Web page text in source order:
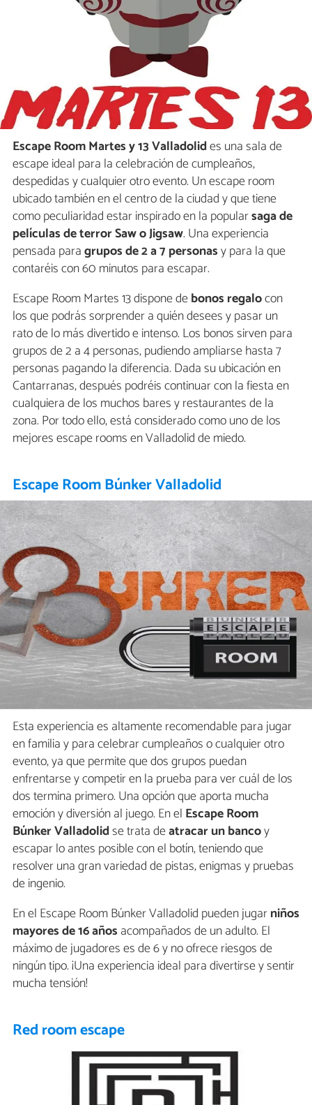
Escape Room Martes y 13 Valladolides una sala de
escape ideal para la celebración de cumpleaños,
despedidas y cualquier otro evento. Un escape room
ubicado también en el centro de la ciudad y que tiene
como peculiaridad estar inspirado en la popularsaga de
películas de terror Saw o Jigsaw. Una experiencia
pensada paragrupos de 2 a 7 personasy para la que
contaréis con 60 minutos para escapar.
Escape Room Martes 13 dispone debonos regalocon
los que podrás sorprender a quién desees y pasar un
rato de lo más divertido e intenso. Los bonos sirven para
grupos de 2 a 4 personas, pudiendo ampliarse hasta 7
personas pagando la diferencia. Dada su ubicación en
Cantarranas, después podréis continuar con la fiesta en
cualquiera de los muchos bares y restaurantes de la
zona. Por todo ello, está considerado como uno de los
mejores escape rooms en Valladolid de miedo.
Escape Room Búnker Valladolid
Esta experiencia es altamente recomendable para jugar
en familia y para celebrar cumpleaños o cualquier otro
evento, ya que permite que dos grupos puedan
enfrentarse y competir en la prueba para ver cuál de los
dos termina primero. Una opción que aporta mucha
emoción y diversión al juego. En el Escape Room
Búnker Valladolidse trata deatracar un bancoy
escapar lo antes posible con el botín, teniendo que
resolver una gran variedad de pistas, enigmas y pruebas
de ingenio.
En el Escape Room Búnker Valladolid pueden jugarniños
mayores de 16 años acompañados de un adulto. El
máximo de jugadores es de 6 y no ofrece riesgos de
ningún tipo. ¡Una experiencia ideal para divertirse y sentir
mucha tensión!
Red room escape